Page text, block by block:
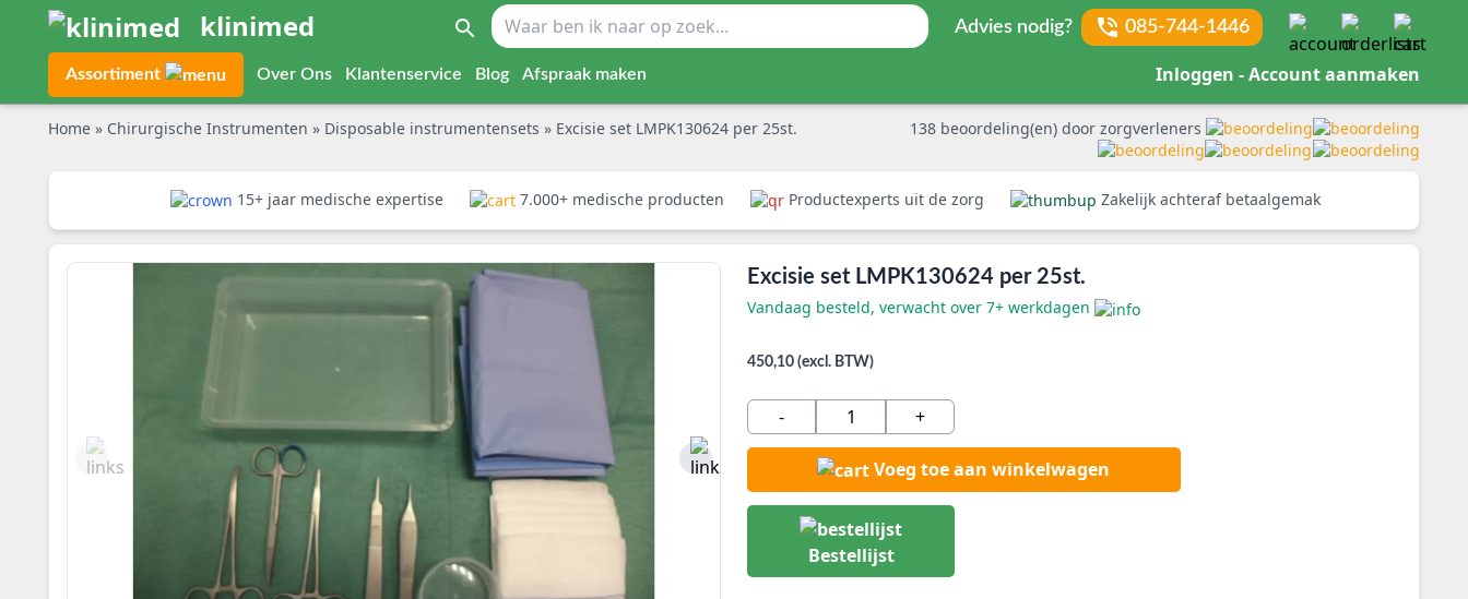
klinimed Advies nodig? 085-744-1446
Assortiment Over Ons Klantenservice Blog Afspraak maken Inloggen - Account aanmaken
Home » Chirurgische Instrumenten » Disposable instrumentensets » Excisie set LMPK130624 per 25st. 138 beoordeling(en) door zorgverleners
15+ jaar medische expertise 7.000+ medische producten Productexperts uit de zorg Zakelijk achteraf betaalgemak
Excisie set LMPK130624 per 25st.
Vandaag besteld, verwacht over 7+ werkdagen
450,10 (excl. BTW)
- +
Voeg toe aan winkelwagen
Bestellijst